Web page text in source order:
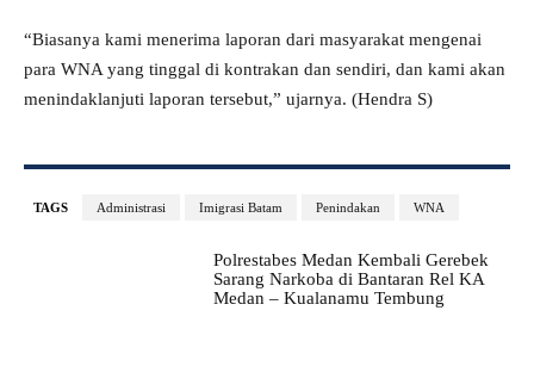
“Biasanya kami menerima laporan dari masyarakat mengenai
para WNA yang tinggal di kontrakan dan sendiri, dan kami akan
menindaklanjuti laporan tersebut,” ujarnya. (Hendra S)
TAGS Administrasi Imigrasi Batam Penindakan WNA
Polrestabes Medan Kembali Gerebek
Sarang Narkoba di Bantaran Rel KA
Medan – Kualanamu Tembung